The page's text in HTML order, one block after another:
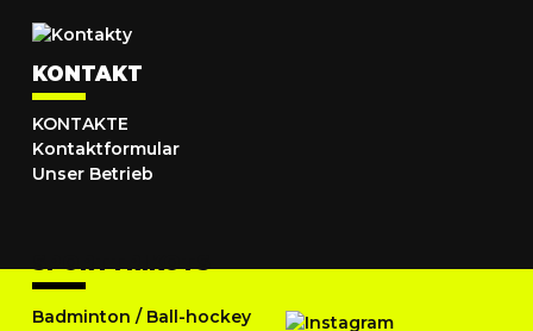
KONTAKT
KONTAKTE
Kontaktformular
Unser Betrieb
SPORTTRIKOTS
Badminton / Ball-hockey